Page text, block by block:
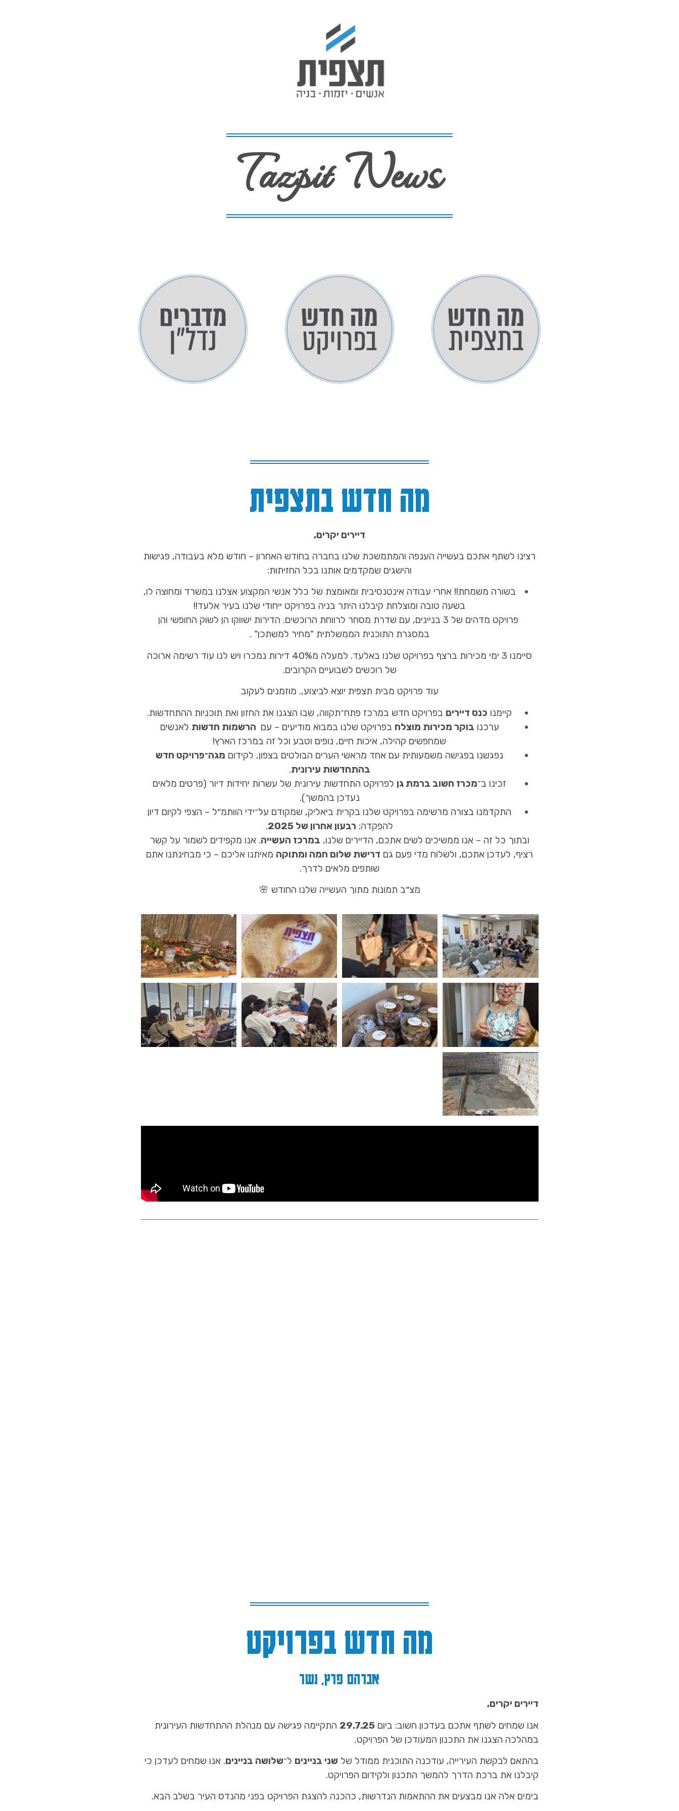
Tazpit News
מה חדש בתצפית
דיירים יקרים,
רצינו לשתף אתכם בעשייה הענפה והמתמשכת שלנו בחברה בחודש האחרון – חודש מלא בעבודה, פגישות
והישגים שמקדמים אותנו בכל החזיתות:
בשורה משמחת!! אחרי עבודה אינטנסיבית ומאומצת של כלל אנשי המקצוע אצלנו במשרד ומחוצה לו,
בשעה טובה ומוצלחת קיבלנו היתר בניה בפרויקט ייחודי שלנו בעיר אלעד!!
פרויקט מדהים של 3 בניינים, עם שדרת מסחר לרווחת הרוכשים. הדירות ישווקו הן לשוק החופשי והן
במסגרת התוכנית הממשלתית "מחיר למשתכן" .
סיימנו 3 ימי מכירות ברצף בפרויקט שלנו באלעד. למעלה מ40% דירות נמכרו ויש לנו עוד רשימה ארוכה
של רוכשים לשבועיים הקרובים.
עוד פרויקט מבית תצפית יוצא לביצוע,. מוזמנים לעקוב
קיימנו כנס דיירים בפרויקט חדש במרכז פתח־תקווה, שבו הצגנו את החזון ואת תוכניות ההתחדשות.
ערכנו בוקר מכירות מוצלח בפרויקט שלנו במבוא מודיעים – עם הרשמות חדשות לאנשים
שמחפשים קהילה, איכות חיים, נופים וטבע וכל זה במרכז הארץ!
נפגשנו בפגישה משמעותית עם אחד מראשי הערים הבולטים בצפון, לקידום מגה־פרויקט חדש
בהתחדשות עירונית.
זכינו ב־מכרז חשוב ברמת גן לפרויקט התחדשות עירונית של עשרות יחידות דיור (פרטים מלאים
נעדכן בהמשך).
התקדמנו בצורה מרשימה בפרויקט שלנו בקרית ביאליק, שמקודם על־ידי הוותמ״ל – הצפי לקיום דיון
להפקדה: רבעון אחרון של 2025
.
ובתוך כל זה – אנו ממשיכים לשים אתכם, הדיירים שלנו, במרכז העשייה. אנו מקפידים לשמור על קשר
רציף, לעדכן אתכם, ולשלוח מדי פעם גם דרישת שלום חמה ומתוקה מאיתנו אליכם – כי מבחינתנו אתם
שותפים מלאים לדרך.
מצ״ב תמונות מתוך העשייה שלנו החודש 🌸
מה חדש בפרויקט
אברהם פרץ, נשר
דיירים יקרים,
אנו שמחים לשתף אתכם בעדכון חשוב: ביום29.7.25 התקיימה פגישה עם מנהלת ההתחדשות העירונית
במהלכה הצגנו את התכנון המעודכן של הפרויקט.
בהתאם לבקשת העירייה, עודכנה התוכנית ממודל של שני בניינים ל־שלושה בניינים. אנו שמחים לעדכן כי
קיבלנו את ברכת הדרך להמשך התכנון ולקידום הפרויקט.
בימים אלה אנו מבצעים את ההתאמות הנדרשות, כהכנה להצגת הפרויקט בפני מהנדס העיר בשלב הבא.